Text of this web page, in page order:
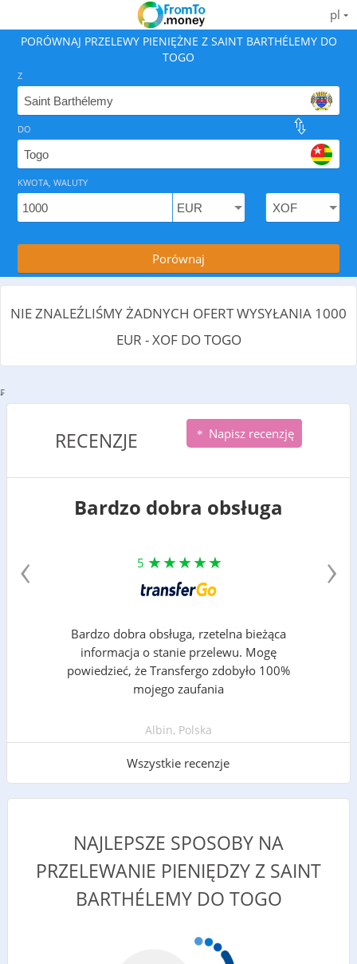
pl
PORÓWNAJ PRZELEWY PIENIĘŻNE Z SAINT BARTHÉLEMY DO
TOGO
Znajdź najlepszy sposób, aby wysłać pieniądze z
Z
DO
KWOTA, WALUTY
Porównaj
NIE ZNALEŹLIŚMY ŻADNYCH OFERT WYSYŁANIA 1000
EUR - XOF DO TOGO
₣
RECENZJE Napisz recenzję
Bardzo dobra obsługa
5
Bardzo dobra obsługa, rzetelna bieżąca
informacja o stanie przelewu. Mogę
powiedzieć, że Transfergo zdobyło 100%
mojego zaufania
Albin, Polska
Wszystkie recenzje
‹ ›
NAJLEPSZE SPOSOBY NA
PRZELEWANIE PIENIĘDZY Z SAINT
BARTHÉLEMY DO TOGO